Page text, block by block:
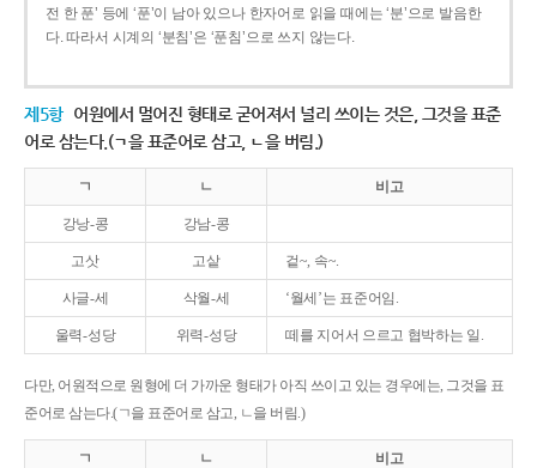
전 한 푼’ 등에 ‘푼’이 남아 있으나 한자어로 읽을 때에는 ‘분’으로 발음한
다. 따라서 시계의 ‘분침’은 ‘푼침’으로 쓰지 않는다.
제5항 어원에서 멀어진 형태로 굳어져서 널리 쓰이는 것은, 그것을 표준
어로 삼는다.(ㄱ을 표준어로 삼고, ㄴ을 버림.)
ㄱ ㄴ 비고
강낭-콩 강남-콩
고삿 고샅 겉~, 속~.
사글-세 삭월-세 ‘월세’는 표준어임.
울력-성당 위력-성당 떼를 지어서 으르고 협박하는 일.
다만, 어원적으로 원형에 더 가까운 형태가 아직 쓰이고 있는 경우에는, 그것을 표
준어로 삼는다.(ㄱ을 표준어로 삼고, ㄴ을 버림.)
ㄱ ㄴ 비고